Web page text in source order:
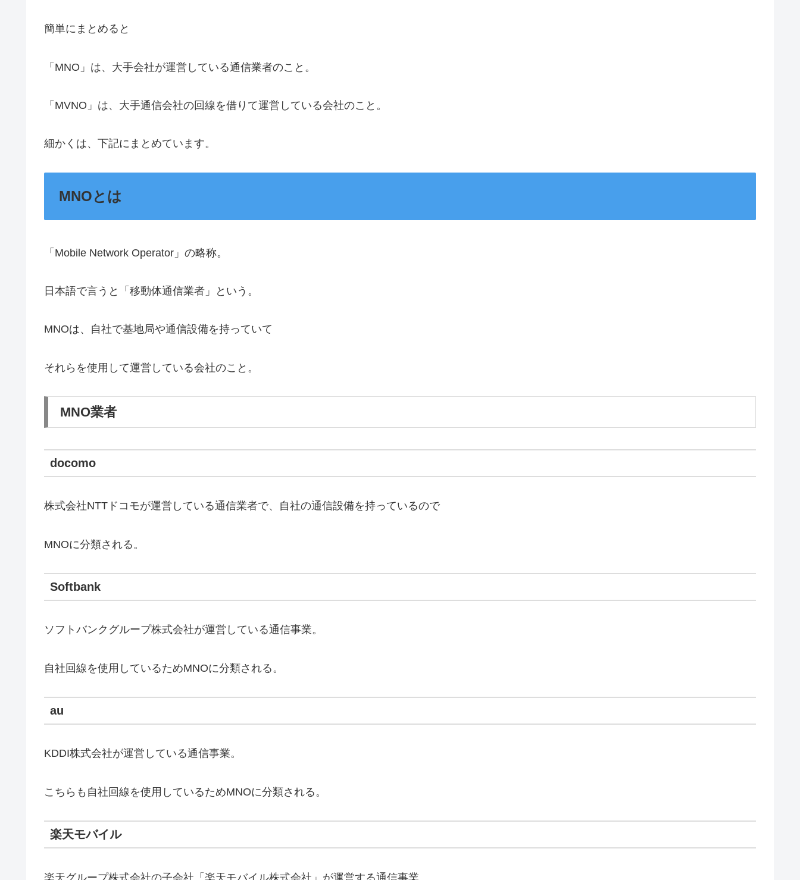
簡単にまとめると
「MNO」は、大手会社が運営している通信業者のこと。
「MVNO」は、大手通信会社の回線を借りて運営している会社のこと。
細かくは、下記にまとめています。
MNOとは
「Mobile Network Operator」の略称。
日本語で言うと「移動体通信業者」という。
MNOは、自社で基地局や通信設備を持っていて
それらを使用して運営している会社のこと。
MNO業者
docomo
株式会社NTTドコモが運営している通信業者で、自社の通信設備を持っているので
MNOに分類される。
Softbank
ソフトバンクグループ株式会社が運営している通信事業。
自社回線を使用しているためMNOに分類される。
au
KDDI株式会社が運営している通信事業。
こちらも自社回線を使用しているためMNOに分類される。
楽天モバイル
楽天グループ株式会社の子会社「楽天モバイル株式会社」が運営する通信事業。